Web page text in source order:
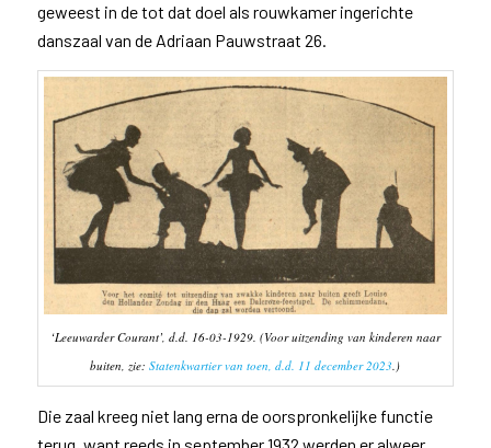
geweest in de tot dat doel als rouwkamer ingerichte
danszaal van de Adriaan Pauwstraat 26.
‘Leeuwarder Courant’, d.d. 16-03-1929. (Voor uitzending van kinderen naar
buiten, zie:Statenkwartier van toen, d.d. 11 december 2023 .)
Die zaal kreeg niet lang erna de oorspronkelijke functie
terug, want reeds in september 1932 werden er alweer